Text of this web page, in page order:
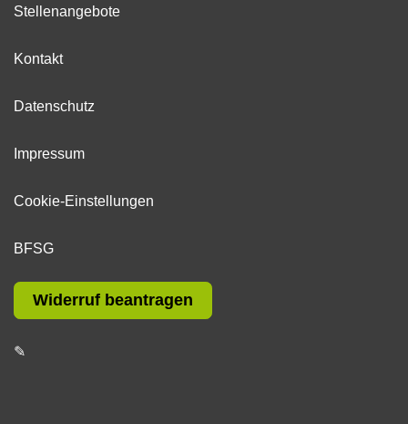
Stellenangebote
Kontakt
Datenschutz
Impressum
Cookie-Einstellungen
BFSG
Widerruf beantragen
✎